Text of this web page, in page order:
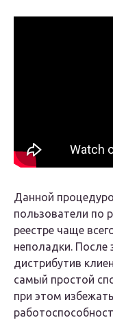
Данной
пользователи по
реестре чаще
неполадки. После
дистрибутив
самый простой
при этом